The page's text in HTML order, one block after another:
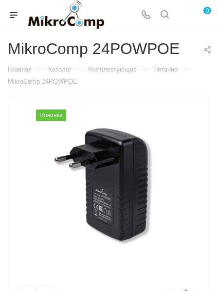
0
MikroComp 24POWPOE
Главная — Каталог — Комплектующие — Питание —
MikroComp 24POWPOE
Новинка